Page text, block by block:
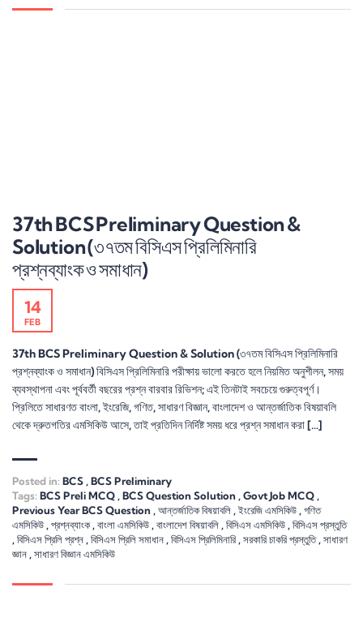
37th BCS Preliminary Question &
Solution (৩৭তম বিসিএস প্রিলিমিনারি
প্রশ্নব্যাংক ও সমাধান)
14
FEB
37th BCS Preliminary Question & Solution (৩৭তম বিসিএস প্রিলিমিনারি
প্রশ্নব্যাংক ও সমাধান) বিসিএস প্রিলিমিনারি পরীক্ষায় ভালো করতে হলে নিয়মিত অনুশীলন, সময়
ব্যবস্থাপনা এবং পূর্ববর্তী বছরের প্রশ্ন বারবার রিভিশন; এই তিনটাই সবচেয়ে গুরুত্বপূর্ণ।
প্রিলিতে সাধারণত বাংলা, ইংরেজি, গণিত, সাধারণ বিজ্ঞান, বাংলাদেশ ও আন্তর্জাতিক বিষয়াবলি
থেকে দ্রুতগতির এমসিকিউ আসে, তাই প্রতিদিন নির্দিষ্ট সময় ধরে প্রশ্ন সমাধান করা […]
Posted in:BCS , BCS Preliminary
Tags:BCS Preli MCQ , BCS Question Solution , Govt Job MCQ ,
Previous Year BCS Question , আন্তর্জাতিক বিষয়াবলি , ইংরেজি এমসিকিউ , গণিত
এমসিকিউ , প্রশ্নব্যাংক, বাংলা এমসিকিউ , বাংলাদেশ বিষয়াবলি , বিসিএস এমসিকিউ , বিসিএস প্রস্তুতি
, বিসিএস প্রিলি প্রশ্ন , বিসিএস প্রিলি সমাধান , বিসিএস প্রিলিমিনারি , সরকারি চাকরি প্রস্তুতি, সাধারণ
জ্ঞান , সাধারণ বিজ্ঞান এমসিকিউ